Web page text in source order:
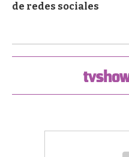
de redes sociales